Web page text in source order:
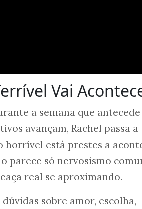
Vai
a semana que
avançam, Rachel passa a
está prestes a
parece só nervosismo
real se aproximando.
sobre amor, escolha,